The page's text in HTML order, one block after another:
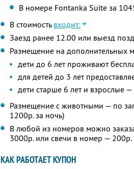
В номере Fontanka Suite за
В стоимость входит:
Заезд ранее 12.00 или выезд
Размещение на дополнительных
дети до 6 лет проживают
для детей до 3 лет
дети старше 6 лет и взрослые
Размещение с животными — по
1200р. за ночь)
В любой из номеров можно
3000р. или свечи в номер — 200р.
КАК РАБОТАЕТ КУПОН